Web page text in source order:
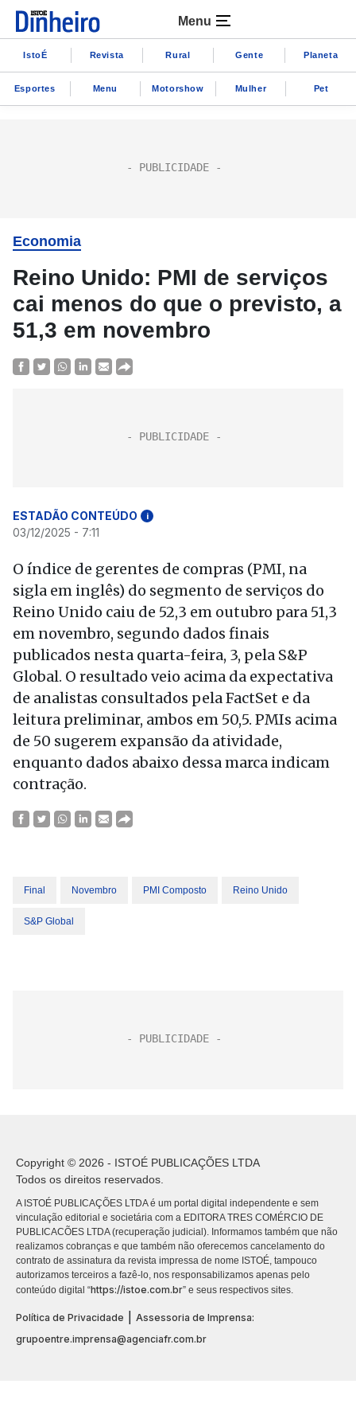
Menu
IstoÉ Revista Rural Gente Planeta
Esportes Menu Motorshow Mulher Pet
Economia
Reino Unido: PMI de serviços
cai menos do que o previsto, a
51,3 em novembro
ESTADÃO CONTEÚDO i
03/12/2025 - 7:11
O índice de gerentes de compras (PMI, na
sigla em inglês) do segmento de serviços do
Reino Unido caiu de 52,3 em outubro para 51,3
em novembro, segundo dados finais
publicados nesta quarta-feira, 3, pela S&P
Global. O resultado veio acima da expectativa
de analistas consultados pela FactSet e da
leitura preliminar, ambos em 50,5. PMIs acima
de 50 sugerem expansão da atividade,
enquanto dados abaixo dessa marca indicam
contração.
Final Novembro PMI Composto Reino Unido
S&P Global
Copyright © 2026 - ISTOÉ PUBLICAÇÕES LTDA
Todos os direitos reservados.
A ISTOÉ PUBLICAÇÕES LTDA é um portal digital independente e sem
vinculação editorial e societária com a EDITORA TRES COMÉRCIO DE
PUBLICACÕES LTDA (recuperação judicial). Informamos também que não
realizamos cobranças e que também não oferecemos cancelamento do
contrato de assinatura da revista impressa de nome ISTOÉ, tampouco
autorizamos terceiros a fazê-lo, nos responsabilizamos apenas pelo
conteúdo digital “https://istoe.com.br” e seus respectivos sites.
Política de Privacidade
Assessoria de Imprensa:
grupoentre.imprensa@agenciafr.com.br